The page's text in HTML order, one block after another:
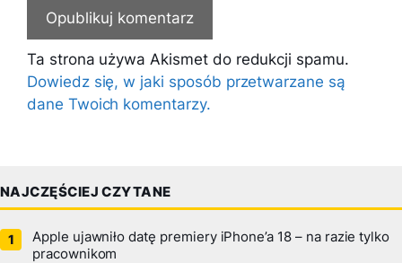
Ta strona używa Akismet do redukcji spamu.
Dowiedz się, w jaki sposób przetwarzane są
dane Twoich komentarzy.
NAJCZĘŚCIEJ CZYTANE
Apple ujawniło datę premiery iPhone’a 18 – na razie tylko
pracownikom